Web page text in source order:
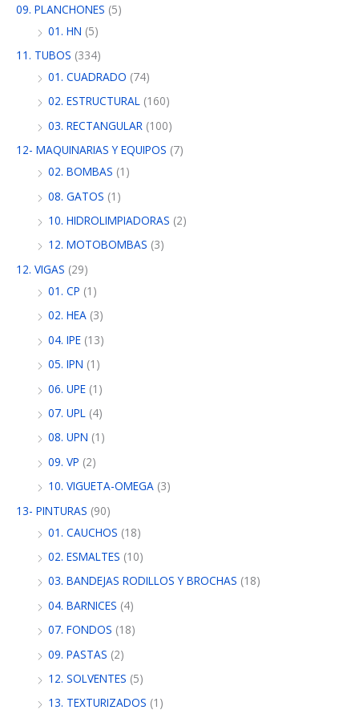
09. PLANCHONES (5)
01. HN (5)
11. TUBOS (334)
01. CUADRADO (74)
02. ESTRUCTURAL (160)
03. RECTANGULAR (100)
12- MAQUINARIAS Y EQUIPOS (7)
02. BOMBAS (1)
08. GATOS (1)
10. HIDROLIMPIADORAS (2)
12. MOTOBOMBAS (3)
12. VIGAS (29)
01. CP (1)
02. HEA (3)
04. IPE (13)
05. IPN (1)
06. UPE (1)
07. UPL (4)
08. UPN (1)
09. VP (2)
10. VIGUETA-OMEGA (3)
13- PINTURAS (90)
01. CAUCHOS (18)
02. ESMALTES (10)
03. BANDEJAS RODILLOS Y BROCHAS (18)
04. BARNICES (4)
07. FONDOS (18)
09. PASTAS (2)
12. SOLVENTES (5)
13. TEXTURIZADOS (1)